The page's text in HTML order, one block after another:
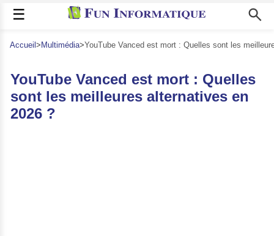
☰
Accueil > Multimédia>YouTube Vanced est mort : Quelles sont les
YouTube Vanced est mort : Quelles
sont les meilleures alternatives en
2026 ?